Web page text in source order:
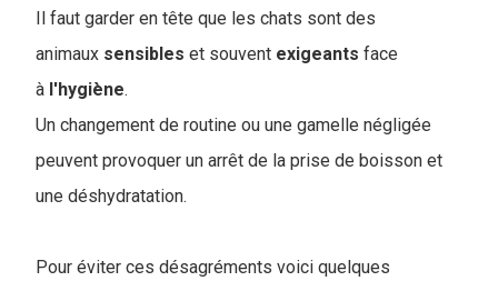
Il faut garder en tête que les chats sont des
animaux sensibles et souvent exigeants face
à l'hygiène.
Un changement de routine ou une gamelle négligée
peuvent provoquer un arrêt de la prise de boisson et
une déshydratation.
Pour éviter ces désagréments voici quelques